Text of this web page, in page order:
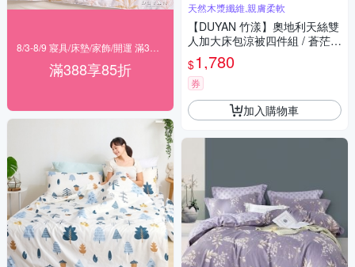
滿388享85折
天然木漿纖維,親膚柔軟
【DUYAN 竹漾】奧地利天絲雙
人加大床包涼被四件組 / 蒼茫絮
語 台灣製(夜)
$1,780
券
加入購物車